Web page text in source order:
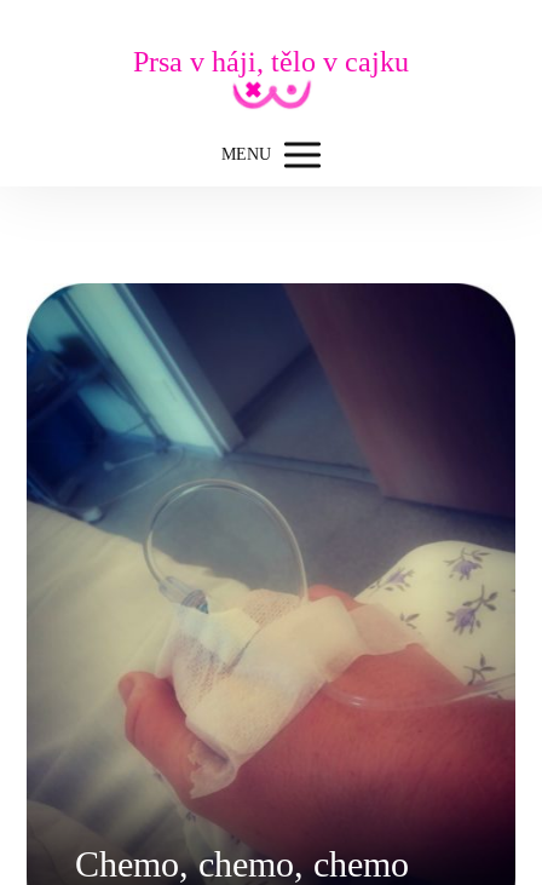
Prsa v háji, tělo v cajku
MENU
Chemo, chemo, chemo